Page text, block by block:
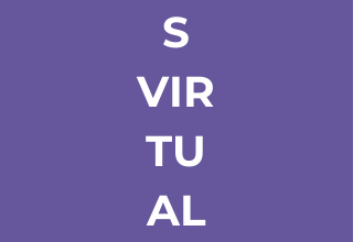
S
VIR
TU
AL